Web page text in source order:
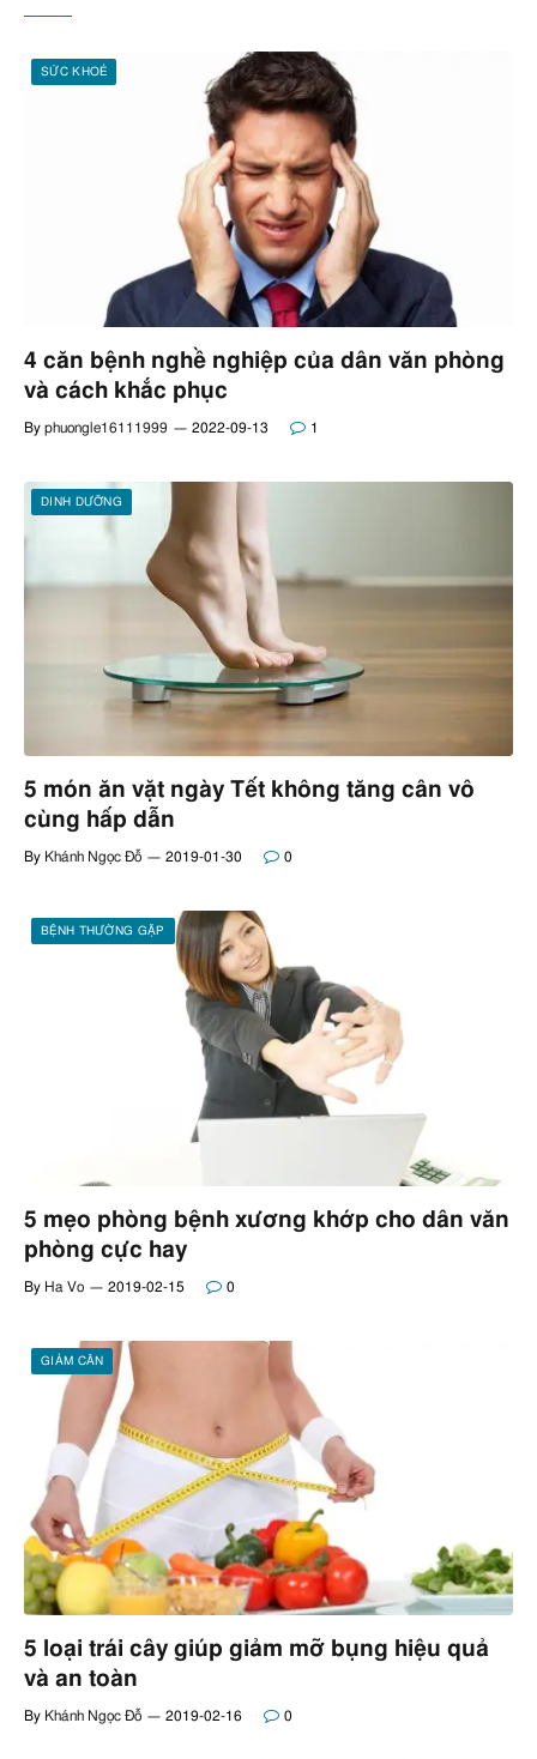
SỨC KHOẺ
4 căn bệnh nghề nghiệp của dân văn phòng
và cách khắc phục
By phuongle16111999 2022-09-13 1
DINH DƯỠNG
5 món ăn vặt ngày Tết không tăng cân vô
cùng hấp dẫn
By Khánh Ngọc Đỗ 2019-01-30 0
BỆNH THƯỜNG GẶP
5 mẹo phòng bệnh xương khớp cho dân văn
phòng cực hay
By Ha Vo 2019-02-15 0
GIẢM CÂN
5 loại trái cây giúp giảm mỡ bụng hiệu quả
và an toàn
By Khánh Ngọc Đỗ 2019-02-16 0